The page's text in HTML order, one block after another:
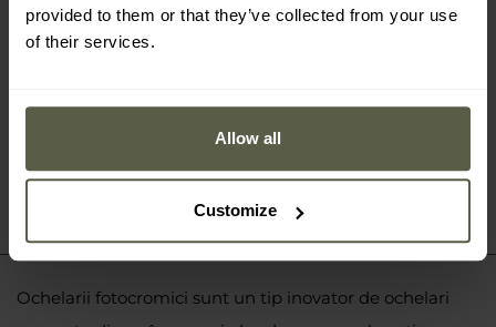
provided to them or that they’ve collected from your use
of their services.
Allow all
Customize
Ochelarii fotocromici sunt un tip inovator de ochelari